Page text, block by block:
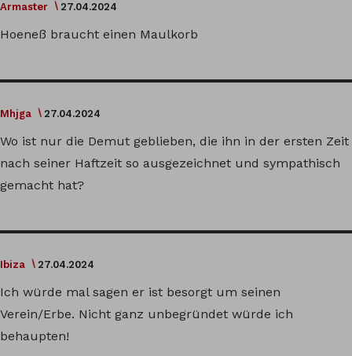
Armaster 27.04.2024
Hoeneß braucht einen Maulkorb
Mhjga 27.04.2024
Wo ist nur die Demut geblieben, die ihn in der ersten Zeit
nach seiner Haftzeit so ausgezeichnet und sympathisch
gemacht hat?
Ibiza 27.04.2024
Ich würde mal sagen er ist besorgt um seinen
Verein/Erbe. Nicht ganz unbegründet würde ich
behaupten!